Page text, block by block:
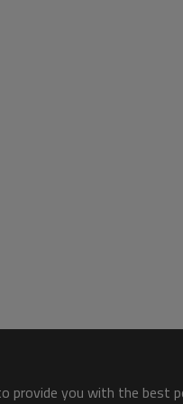
provide you with the best